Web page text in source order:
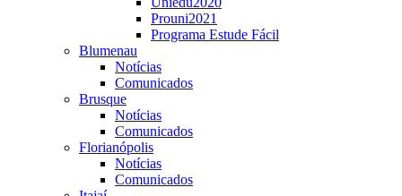
Prouni2021
Programa Estude Fácil
Blumenau
Notícias
Comunicados
Brusque
Notícias
Comunicados
Florianópolis
Notícias
Comunicados